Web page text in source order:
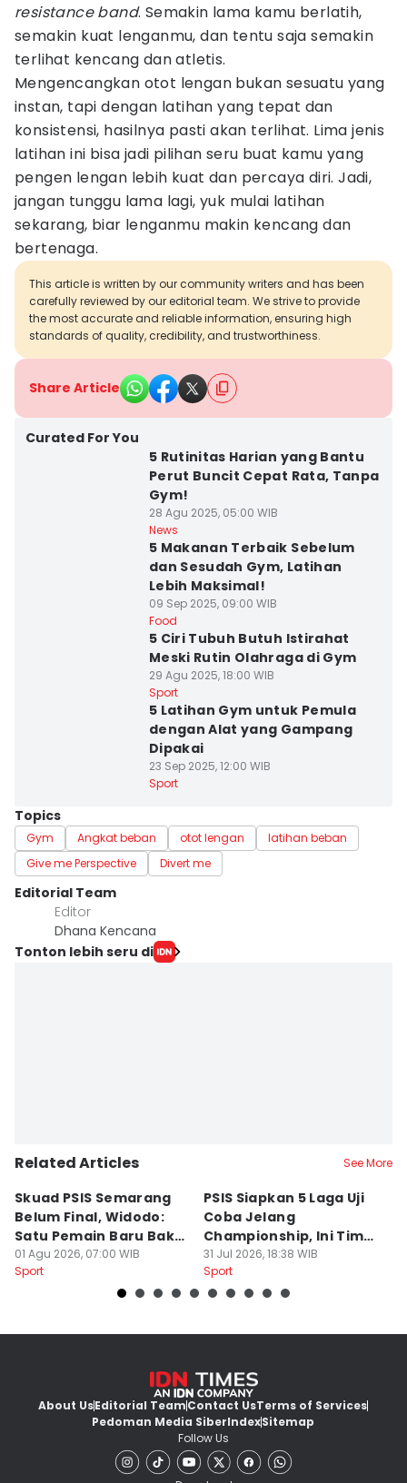
resistance band. Semakin lama kamu berlatih,
semakin kuat lenganmu, dan tentu saja semakin
terlihat kencang dan atletis.
Mengencangkan otot lengan bukan sesuatu yang
instan, tapi dengan latihan yang tepat dan
konsistensi, hasilnya pasti akan terlihat. Lima jenis
latihan ini bisa jadi pilihan seru buat kamu yang
pengen lengan lebih kuat dan percaya diri. Jadi,
jangan tunggu lama lagi, yuk mulai latihan
sekarang, biar lenganmu makin kencang dan
bertenaga.
This article is written by our community writers and has been
carefully reviewed by our editorial team. We strive to provide
the most accurate and reliable information, ensuring high
standards of quality, credibility, and trustworthiness.
Share Article
Curated For You
5 Rutinitas Harian yang Bantu
Perut Buncit Cepat Rata, Tanpa
Gym!
28 Agu 2025, 05:00 WIB
News
5 Makanan Terbaik Sebelum
dan Sesudah Gym, Latihan
Lebih Maksimal!
09 Sep 2025, 09:00 WIB
Food
5 Ciri Tubuh Butuh Istirahat
Meski Rutin Olahraga di Gym
29 Agu 2025, 18:00 WIB
Sport
5 Latihan Gym untuk Pemula
dengan Alat yang Gampang
Dipakai
23 Sep 2025, 12:00 WIB
Sport
Topics
Gym Angkat beban otot lengan
latihan beban
Give me Perspective
Divert me
Editorial Team
Editor
Dhana Kencana
Tonton lebih seru di
Related Articles See More
Skuad PSIS Semarang
Belum Final, Widodo:
Satu Pemain Baru Bakal
Gabung
01 Agu 2026, 07:00 WIB
Sport
PSIS Siapkan 5 Laga Uji
Coba Jelang
Championship, Ini Tim
Calon Lawan
31 Jul 2026, 18:38 WIB
Sport
About UsEditorial TeamContact UsTerms of Services
Pedoman Media SiberIndexSitemap
Follow Us